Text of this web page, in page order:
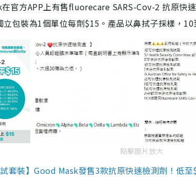
官方APP上有售fluorecare SARS-Cov-2 抗原快
包裝為1個單位每劑$15。產品以鼻拭子採樣，10
點擊圖片放大
套裝】Good Mask發售3款抗原快速檢測劑！低